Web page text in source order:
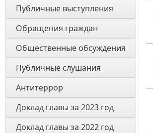
Публичные выступления
Обращения граждан
Общественные обсуждения
Публичные слушания
Антитеррор
Доклад главы за 2023 год
Доклад главы за 2022 год